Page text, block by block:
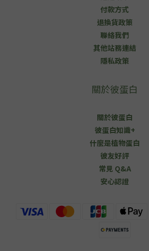
付款方式
退換貨政策
聯絡我們
其他站務連結
隱私政策
關於彼蛋白
關於彼蛋白
彼蛋白知識+
什麼是植物蛋白
彼友好評
常見 Q&A
安心認證